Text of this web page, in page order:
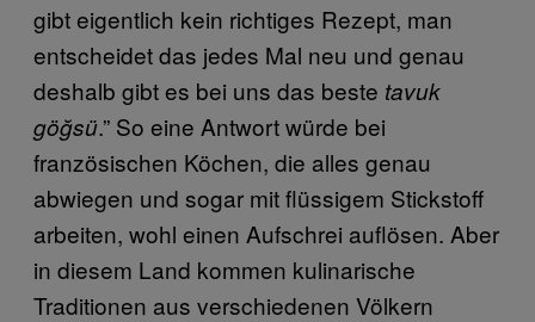
gibt eigentlich kein richtiges Rezept, man
entscheidet das jedes Mal neu und genau
deshalb gibt es bei uns das beste tavuk
göğsü.” So eine Antwort würde bei
französischen Köchen, die alles genau
abwiegen und sogar mit flüssigem Stickstoff
arbeiten, wohl einen Aufschrei auflösen. Aber
in diesem Land kommen kulinarische
Traditionen aus verschiedenen Völkern